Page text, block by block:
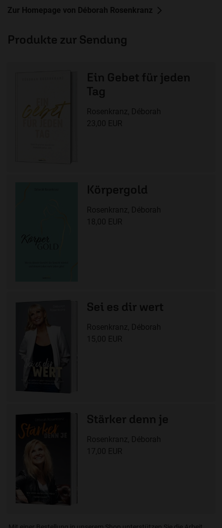
Zur Homepage von Déborah Rosenkranz
Produkte zur Sendung
Ein Gebet für jeden
Tag
Rosenkranz, Déborah
23,00 EUR
Körpergold
Rosenkranz, Déborah
18,00 EUR
Sei es dir wert
Rosenkranz, Déborah
15,00 EUR
Stärker denn je
Rosenkranz, Déborah
17,00 EUR